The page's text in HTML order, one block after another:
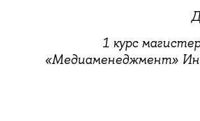
1 курс
«Медиаменеджмент»